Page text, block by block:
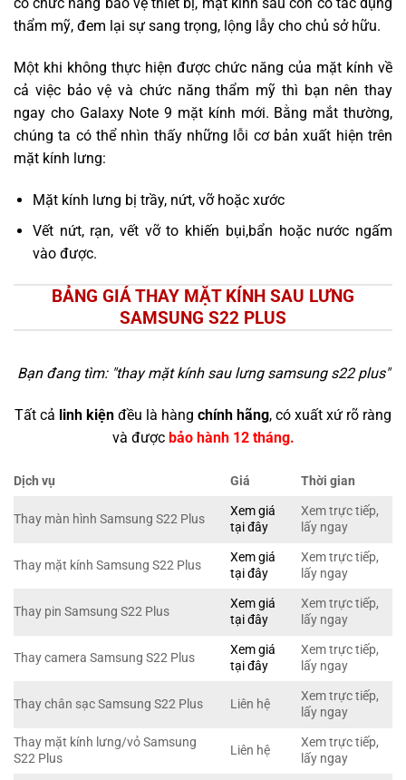
thẩm mỹ, đem lại sự sang trọng, lộng lẫy cho chủ sở hữu.
Một khi không thực hiện được chức năng của mặt kính về
cả việc bảo vệ và chức năng thẩm mỹ thì bạn nên thay
ngay cho Galaxy Note 9 mặt kính mới. Bằng mắt thường,
chúng ta có thể nhìn thấy những lỗi cơ bản xuất hiện trên
mặt kính lưng:
Mặt kính lưng bị trầy, nứt, vỡ hoặc xước
Vết nứt, rạn, vết vỡ to khiến bụi,bẩn hoặc nước ngấm
vào được.
BẢNG GIÁ THAY MẶT KÍNH SAU LƯNG
SAMSUNG S22 PLUS
Bạn đang tìm: "thay mặt kính sau lưng samsung s22 plus"
Tất cả linh kiện đều là hàng chính hãng, có xuất xứ rõ ràng
và được bảo hành 12 tháng.
Dịch vụ Giá Thời gian
Thay màn hình Samsung S22 Plus
Xem giá
tại đây
Xem trực tiếp,
lấy ngay
Thay mặt kính Samsung S22 Plus
Xem giá
tại đây
Xem trực tiếp,
lấy ngay
Thay pin Samsung S22 Plus
Xem giá
tại đây
Xem trực tiếp,
lấy ngay
Thay camera Samsung S22 Plus
Xem giá
tại đây
Xem trực tiếp,
lấy ngay
Thay chân sạc Samsung S22 Plus Liên hệ
Xem trực tiếp,
lấy ngay
Thay mặt kính lưng/vỏ Samsung
S22 Plus
Liên hệ
Xem trực tiếp,
lấy ngay